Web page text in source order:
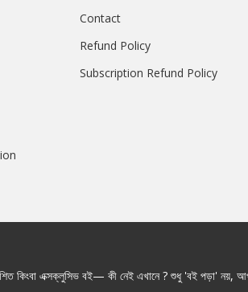
Contact
Refund Policy
Subscription Refund Policy
কিংবা এক্সক্লুসিভ বই— কী নেই এখানে ? শুধু 'বই পড়া' নয়,